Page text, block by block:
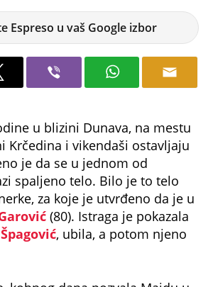
Espreso u vaš Google izbor
Krčedina i vikendaši ostavljaju
je da se u jednom od
spaljeno telo. Bilo je to telo
za koje je utvrđeno da je u
(80). Istraga je pokazala
, ubila, a potom njeno